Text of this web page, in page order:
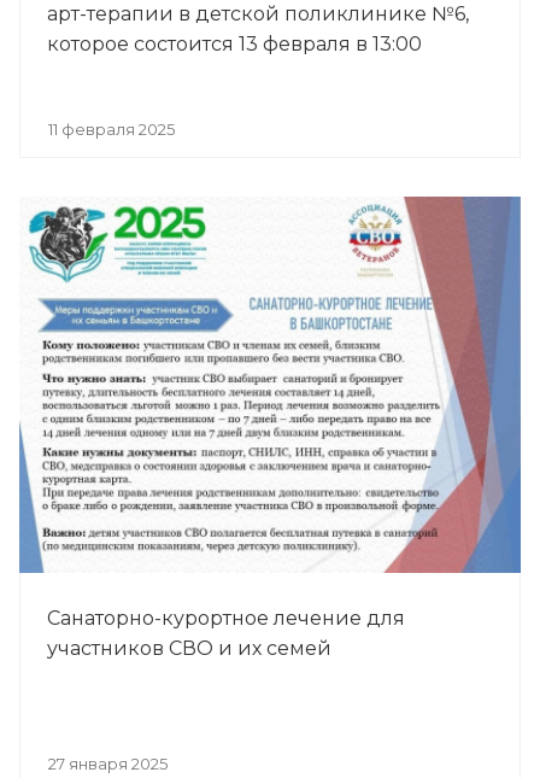
арт-терапии в детской поликлинике №6,
которое состоится 13 февраля в 13:00
11 февраля 2025
Санаторно-курортное лечение для
участников СВО и их семей
27 января 2025